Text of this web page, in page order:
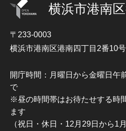
横浜市港南
〒233-0003
横浜市港南区港南四丁目2番10号
開庁時間：月曜日から金曜日午
で
※昼の時間帯はお待たせする時
ます
（祝日・休日・12月29日から1